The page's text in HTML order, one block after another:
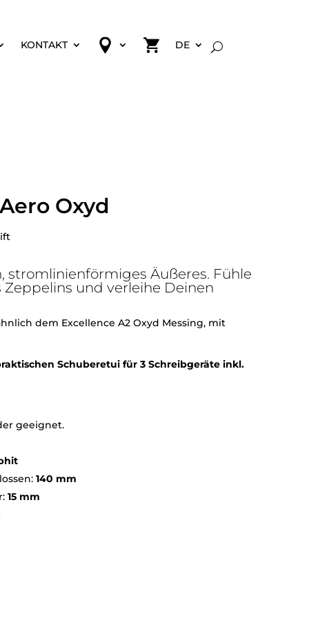
KONTAKT DE
Oxyd
stromlinienförmiges Äußeres. Fühle
und verleihe Deinen
dem Excellence A2 Oxyd Messing, mit
Schuberetui für 3 Schreibgeräte inkl.
geeignet.
140 mm
15 mm